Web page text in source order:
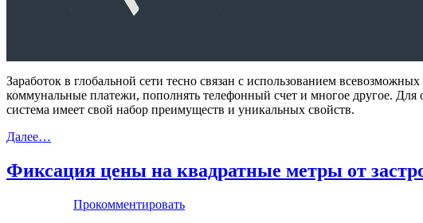
Заработок в глобальной сети тесно связан с использованием
коммунальные платежи, пополнять телефонный счет и многое другое.
система имеет свой набор преимуществ и уникальных свойств.
Далее…
Фиксация цены на квадратные метры от
Прокомментировать